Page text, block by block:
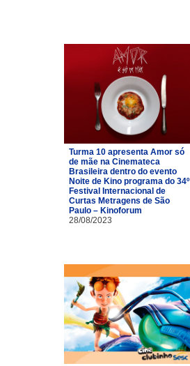
Turma 10 apresenta Amor só
de mãe na Cinemateca
Brasileira dentro do evento
Noite de Kino programa do 34º
Festival Internacional de
Curtas Metragens de São
Paulo – Kinoforum
28/08/2023